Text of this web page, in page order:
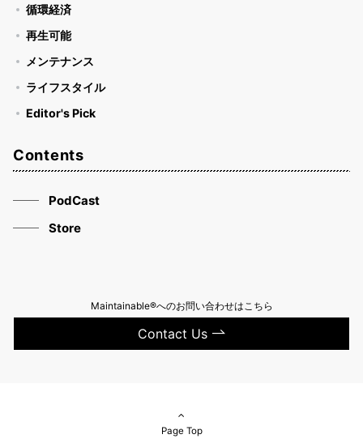
循環経済
再生可能
メンテナンス
ライフスタイル
Editor's Pick
Contents
PodCast
Store
Maintainable®へのお問い合わせはこちら
Contact Us
Page Top